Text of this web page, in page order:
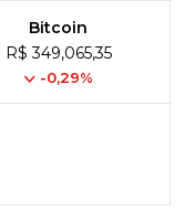
Bitcoin
R$ 349,065,35
-0,29%